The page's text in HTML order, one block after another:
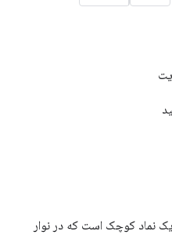
نماد کوچک است که در نوار